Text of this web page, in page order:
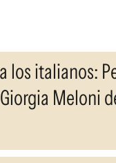
los italianos:
Meloni